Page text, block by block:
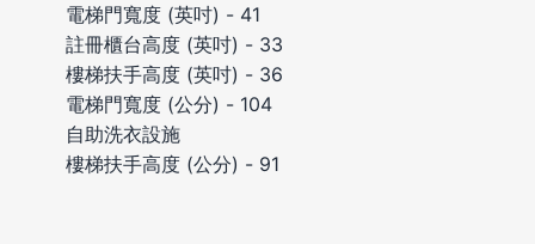
電梯門寬度 (英吋) - 41
註冊櫃台高度 (英吋) - 33
樓梯扶手高度 (英吋) - 36
電梯門寬度 (公分) - 104
自助洗衣設施
樓梯扶手高度 (公分) - 91